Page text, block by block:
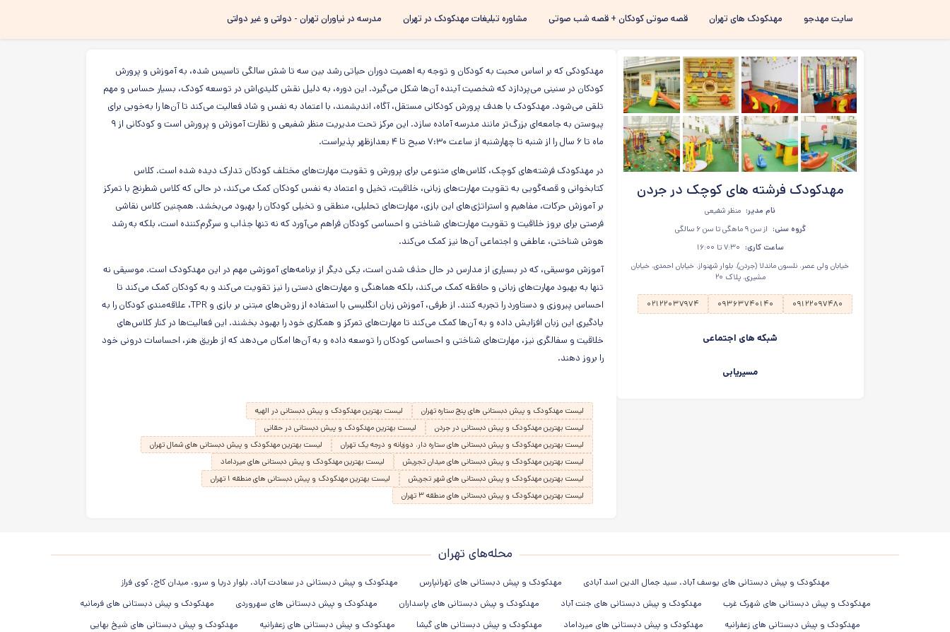
محتوای
اصلی
سایت مهدجو مهدکودک های تهران قصه صوتی کودکان + قصه شب صوتی مشاوره تبلیغات مهدکودک در تهران مدرسه در نیاوران تهران - دولتی و غیر دولتی
مهدکودک فرشته های کوچک در جردن
نام مدیر: منظر شفیعی
گروه سنی: از سن ۹ ماهگی تا سن ۶ سالگی
ساعت کاری: ۷:۳۰ تا ۱۶:۰۰
خیابان ولی عصر، نلسون ماندلا (جردن)، بلوار شهنواز، خیابان احمدی، خیابان
مشیری، پلاک ۲۰
۰۹۱۲۲۰۹۷۴۸۰ ۰۹۳۶۳۷۴۰۱۴۰ ۰۲۱۲۲۰۳۷۹۷۴
شبکه های اجتماعی
مسیریابی
مهدکودکی که بر اساس محبت به کودکان و توجه به اهمیت دوران حیاتی رشد بین سه تا شش سالگی تاسیس شده، به آموزش و پرورش
کودکان در سنینی می‌پردازد که شخصیت آینده آن‌ها شکل می‌گیرد. این دوره، به دلیل نقش کلیدی‌اش در توسعه کودک، بسیار حساس و مهم
تلقی می‌شود. مهدکودک با هدف پرورش کودکانی مستقل، آگاه، اندیشمند، با اعتماد به نفس و شاد فعالیت می‌کند تا آن‌ها را به‌خوبی برای
پیوستن به جامعه‌ای بزرگ‌تر مانند مدرسه آماده سازد. این مرکز تحت مدیریت منظر شفیعی و نظارت آموزش و پرورش است و کودکانی از ۹
ماه تا ۶ سال را از شنبه تا چهارشنبه از ساعت ۷:۳۰ صبح تا ۴ بعدازظهر پذیراست.
در مهدکودک فرشته‌های کوچک، کلاس‌های متنوعی برای پرورش و تقویت مهارت‌های مختلف کودکان تدارک دیده شده است. کلاس
کتابخوانی و قصه‌گویی به تقویت مهارت‌های زبانی، خلاقیت، تخیل و اعتماد به نفس کودکان کمک می‌کند، در حالی که کلاس شطرنج با تمرکز
بر آموزش حرکات، مفاهیم و استراتژی‌های این بازی، مهارت‌های تحلیلی، منطقی و تخیلی کودکان را بهبود می‌بخشد. همچنین کلاس نقاشی
فرصتی برای بروز خلاقیت و تقویت مهارت‌های شناختی و احساسی کودکان فراهم می‌آورد که نه تنها جذاب و سرگرم‌کننده است، بلکه به رشد
هوش شناختی، عاطفی و اجتماعی آن‌ها نیز کمک می‌کند.
آموزش موسیقی، که در بسیاری از مدارس در حال حذف شدن است، یکی دیگر از برنامه‌های آموزشی مهم در این مهدکودک است. موسیقی نه
تنها به بهبود مهارت‌های زبانی و حافظه کمک می‌کند، بلکه هماهنگی و مهارت‌های دستی را نیز تقویت می‌کند و به کودکان کمک می‌کند تا
احساس پیروزی و دستاورد را تجربه کنند. از طرفی، آموزش زبان انگلیسی با استفاده از روش‌های مبتنی بر بازی و TPR، علاقه‌مندی کودکان را به
یادگیری این زبان افزایش داده و به آن‌ها کمک می‌کند تا مهارت‌های تمرکز و همکاری خود را بهبود بخشند. این فعالیت‌ها در کنار کلاس‌های
خلاقیت و سفالگری نیز، مهارت‌های شناختی و احساسی کودکان را توسعه داده و به آن‌ها امکان می‌دهد که از طریق هنر، احساسات درونی خود
را بروز دهند.
لیست مهدکودک و پیش دبستانی های پنج ستاره تهران
لیست بهترین مهدکودک و پیش دبستانی در الهیه
لیست بهترین مهدکودک و پیش دبستانی در جردن
لیست بهترین مهدکودک و پیش دبستانی در حقانی
لیست بهترین مهدکودک و پیش دبستانی های ستاره دار، دوزبانه و درجه یک تهران
لیست بهترین مهدکودک و پیش دبستانی های شمال تهران
لیست بهترین مهدکودک و پیش دبستانی های میدان تجریش
لیست بهترین مهدکودک و پیش دبستانی های میرداماد
لیست بهترین مهدکودک و پیش دبستانی های شهر تجریش
لیست بهترین مهدکودک و پیش دبستانی های منطقه ۱ تهران
لیست بهترین مهدکودک و پیش دبستانی های منطقه ۳ تهران
محله‌های تهران
مهدکودک و پیش دبستانی های یوسف آباد، سید جمال الدین اسد آبادی مهدکودک و پیش دبستانی های تهرانپارس
مهدکودک و پیش دبستانی در سعادت آباد، بلوار دریا و سرو، میدان کاج، کوی فراز
مهدکودک و پیش دبستانی های شهرک غرب
مهدکودک و پیش دبستانی های جنت آباد مهدکودک و پیش دبستانی های پاسداران مهدکودک و پیش دبستانی های سهروردی
مهدکودک و پیش دبستانی های فرمانیه
مهدکودک و پیش دبستانی های زعفرانیه
مهدکودک و پیش دبستانی های میرداماد مهدکودک و پیش دبستانی های گیشا مهدکودک و پیش دبستانی های زعفرانیه
مهدکودک و پیش دبستانی های شیخ بهایی